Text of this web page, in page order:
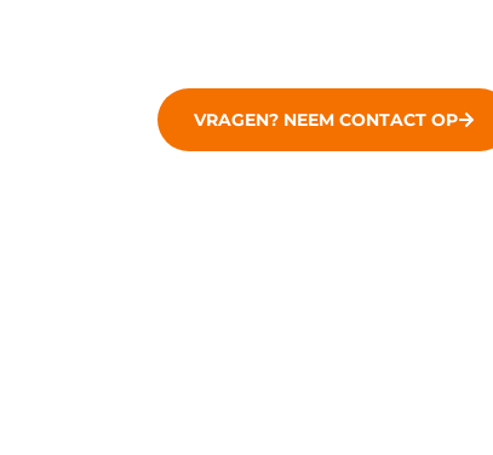
VRAGEN? NEEM CONTACT OP